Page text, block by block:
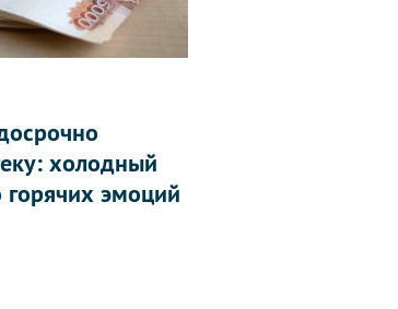
холодный
горячих эмоций